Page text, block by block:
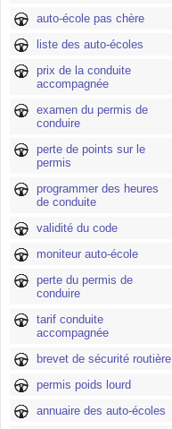
auto-école pas chère
liste des auto-écoles
prix de la conduite
accompagnée
examen du permis de
conduire
perte de points sur le
permis
programmer des heures
de conduite
validité du code
moniteur auto-école
perte du permis de
conduire
tarif conduite
accompagnée
brevet de sécurité routière
permis poids lourd
annuaire des auto-écoles